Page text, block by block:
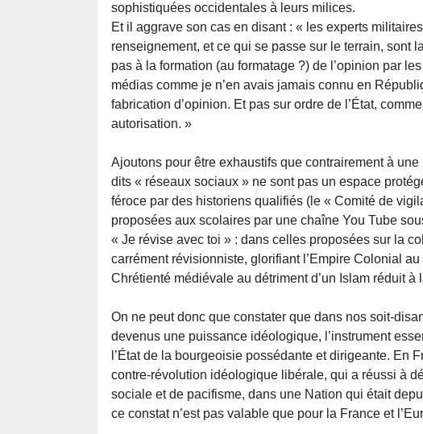
sophistiquées occidentales à leurs milices.
Et il aggrave son cas en disant : « les experts
renseignement, et ce qui se passe sur le terrain, sont
pas à la formation (au formatage ?) de l’opinion par
médias comme je n’en avais jamais connu en
fabrication d’opinion. Et pas sur ordre de l’État,
autorisation. »
Ajoutons pour être exhaustifs que contrairement à
dits « réseaux sociaux » ne sont pas un espace
féroce par des historiens qualifiés (le « Comité de
proposées aux scolaires par une chaîne You Tube
« Je révise avec toi » : dans celles proposées sur la
carrément révisionniste, glorifiant l’Empire Colonial
Chrétienté médiévale au détriment d’un Islam réduit à
On ne peut donc que constater que dans nos soit-
devenus une puissance idéologique, l’instrument
l’État de la bourgeoisie possédante et dirigeante. En
contre-révolution idéologique libérale, qui a réussi à
sociale et de pacifisme, dans une Nation qui était
ce constat n’est pas valable que pour la France et